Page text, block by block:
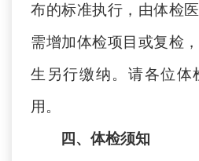
布的标准执行，由体检
需增加体检项目或复检
生 另行缴纳。请各位体
用。
四、体检须知